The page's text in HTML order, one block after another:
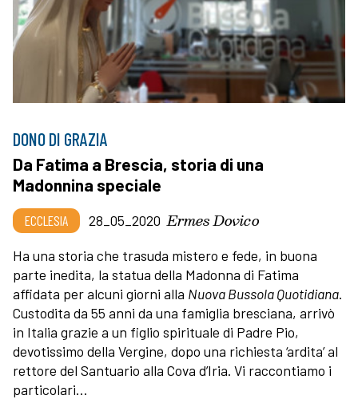
DONO DI GRAZIA
Da Fatima a Brescia, storia di una
Madonnina speciale
ECCLESIA 28_05_2020 Ermes Dovico
Ha una storia che trasuda mistero e fede, in buona
parte inedita, la statua della Madonna di Fatima
affidata per alcuni giorni alla Nuova Bussola Quotidiana.
Custodita da 55 anni da una famiglia bresciana, arrivò
in Italia grazie a un figlio spirituale di Padre Pio,
devotissimo della Vergine, dopo una richiesta ‘ardita’ al
rettore del Santuario alla Cova d’Iria. Vi raccontiamo i
particolari…